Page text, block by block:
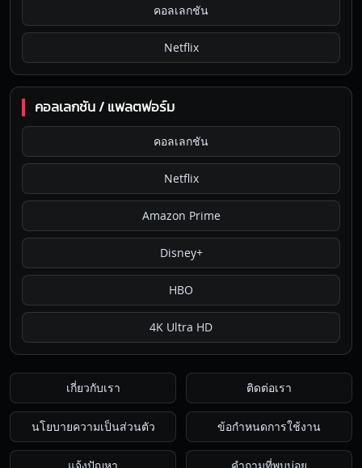
คอลเลกชัน
Netflix
คอลเลกชัน / แพลตฟอร์ม
คอลเลกชัน
Netflix
Amazon Prime
Disney+
HBO
4K Ultra HD
เกี่ยวกับเรา ติดต่อเรา
นโยบายความเป็นส่วนตัว ข้อกำหนดการใช้งาน
แจ้งปัญหา คำถามที่พบบ่อย